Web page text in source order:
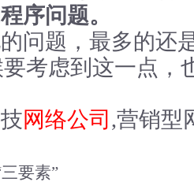
序问题。
问题，最多的还
考虑到这一点，
网络公司 ,营销型
要素”